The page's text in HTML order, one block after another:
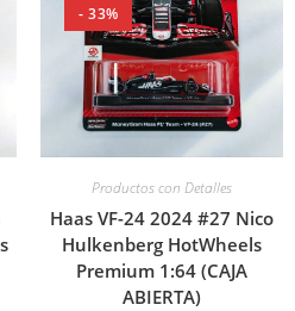
- 33%
Productos con Detalles
Haas VF-24 2024 #27 Nico
Hulkenberg HotWheels
Premium 1:64 (CAJA
ABIERTA)